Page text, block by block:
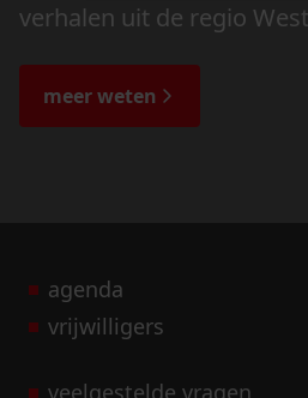
verhalen uit de regio
de bijzondere verhalen.
meer weten
agenda
vrijwilligers